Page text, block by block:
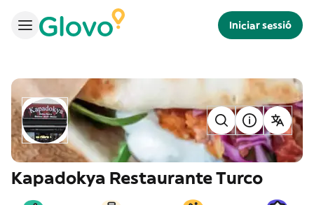
Iniciar sessió
Kapadokya Restaurante Turco